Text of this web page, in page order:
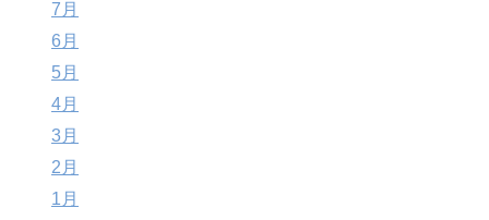
7月
6月
5月
4月
3月
2月
1月